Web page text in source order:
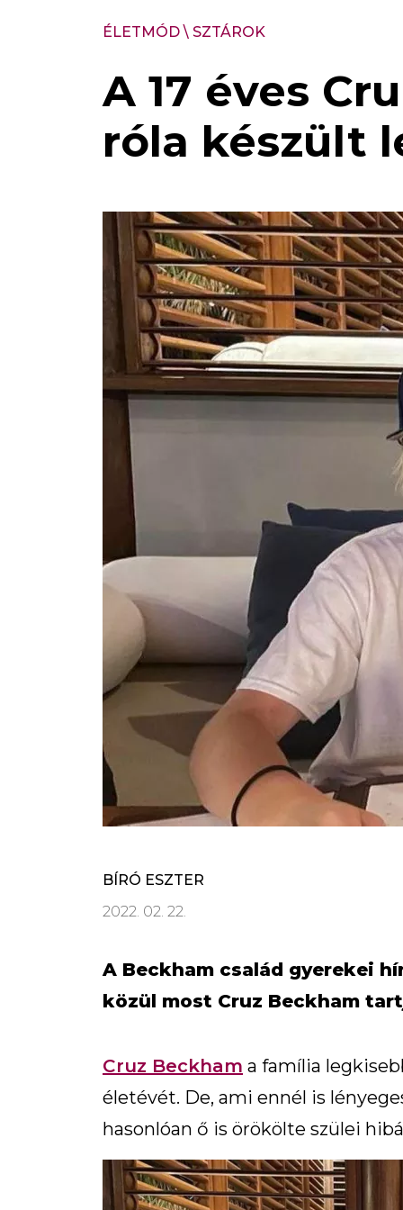
ÉLETMÓD\ SZTÁROK
A 17 éves
róla készült
BÍRÓ ESZTER
2022. 02. 22.
A Beckham család gyerekei
közül most Cruz Beckham
Cruz Beckham a família
életévét. De, ami ennél is
hasonlóan ő is örökölte szülei